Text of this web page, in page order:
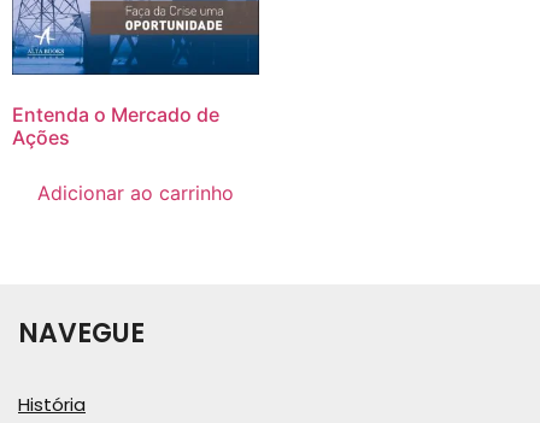
Entenda o Mercado de
Ações
Adicionar ao carrinho
NAVEGUE
História